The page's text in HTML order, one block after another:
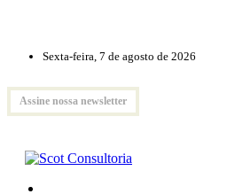
Sexta-feira, 7 de agosto de 2026
Assine nossa newsletter